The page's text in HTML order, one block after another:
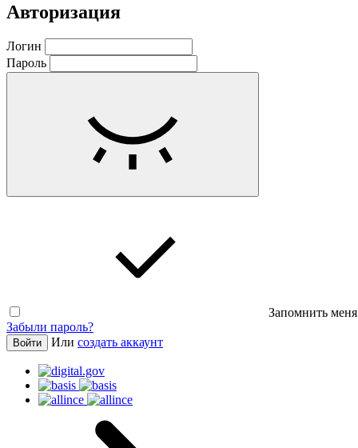
Авторизация
Логин
Пароль
Запомнить меня
Забыли пароль?
Войти Или создать аккаунт